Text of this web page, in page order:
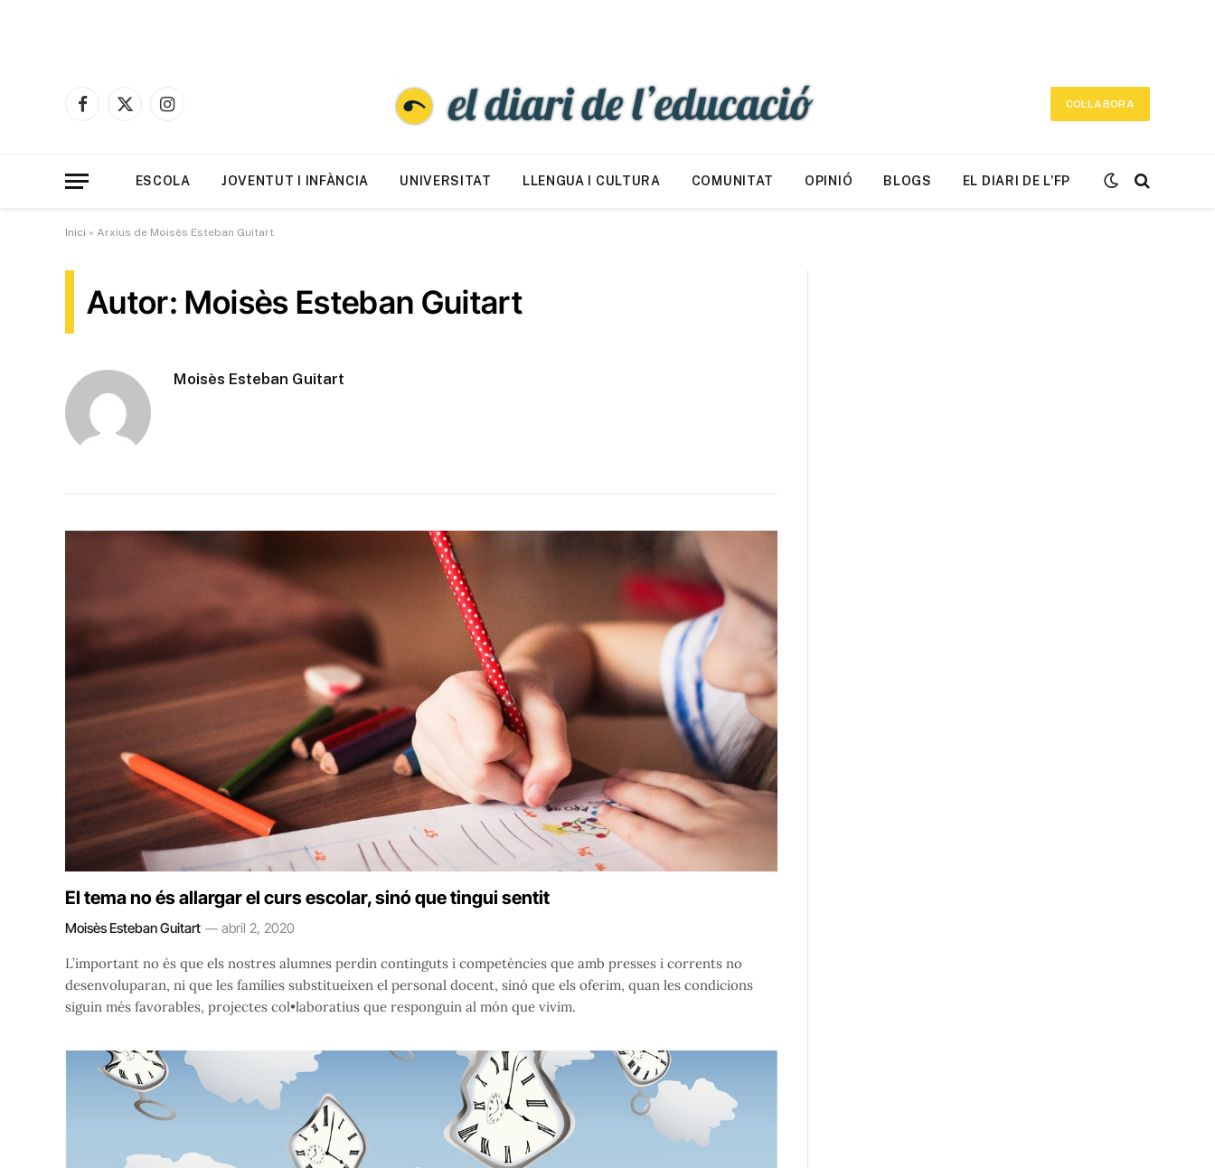
Facebook
X
Instagram
COL·LABORA
ESCOLA JOVENTUT I INFÀNCIA UNIVERSITAT LLENGUA I CULTURA COMUNITAT OPINIÓ BLOGS EL DIARI DE L’FP
Inici » Arxius de Moisès Esteban Guitart
Autor: Moisès Esteban Guitart
Moisès Esteban Guitart
El tema no és allargar el curs escolar, sinó que tingui sentit
Moisès Esteban Guitart abril 2, 2020
L’important no és que els nostres alumnes perdin continguts i competències que amb presses i corrents no
desenvoluparan, ni que les famílies substitueixen el personal docent, sinó que els oferim, quan les condicions
siguin més favorables, projectes col•laboratius que responguin al món que vivim.